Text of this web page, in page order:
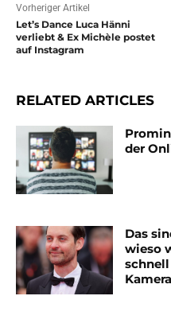
Vorheriger Artikel
Let’s Dance Luca Hänni
verliebt & Ex Michèle postet
auf Instagram
RELATED ARTICLES
der
Das
wieso